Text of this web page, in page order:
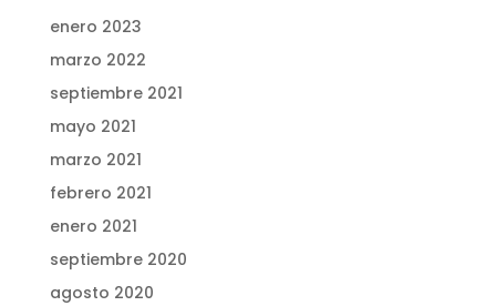
enero 2023
marzo 2022
septiembre 2021
mayo 2021
marzo 2021
febrero 2021
enero 2021
septiembre 2020
agosto 2020